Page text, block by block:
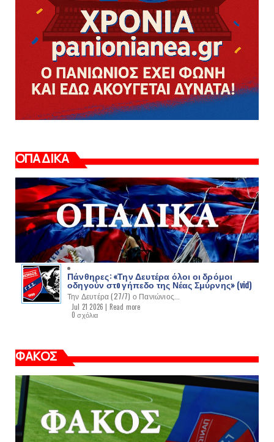
ΟΠΑΔΙΚΑ
Πάνθηρες: «Την Δευτέρα όλοι οι δρόμοι
οδηγούν στo γήπεδο της Νέας Σμύρνης» (vid)
Την Δευτέρα (27/7) ο Πανιώνιος...
Jul 21 2026 | Read more
0 σχόλια
ΦΑΚΟΣ